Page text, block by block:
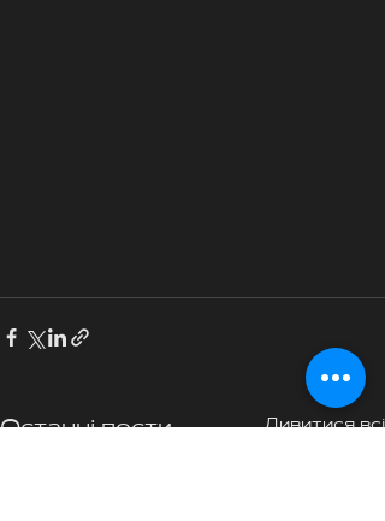
Останні пости Дивитися всі